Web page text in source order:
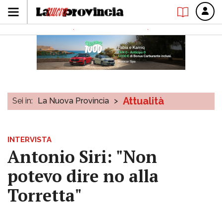
Sei in: La Nuova Provincia > Attualità
INTERVISTA
Antonio Siri: "Non
potevo dire no alla
Torretta"